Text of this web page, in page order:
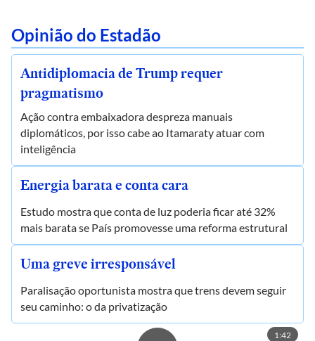
Opinião do Estadão
Antidiplomacia de Trump requer
pragmatismo
Ação contra embaixadora despreza manuais
diplomáticos, por isso cabe ao Itamaraty atuar com
inteligência
Energia barata e conta cara
Estudo mostra que conta de luz poderia ficar até 32%
mais barata se País promovesse uma reforma estrutural
Uma greve irresponsável
Paralisação oportunista mostra que trens devem seguir
seu caminho: o da privatização
1:42